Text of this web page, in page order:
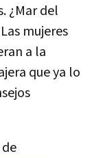
¿Mar del
mujeres
a la
que ya lo